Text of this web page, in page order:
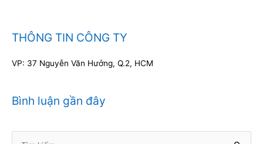
THÔNG TIN CÔNG TY
VP: 37 Nguyễn Văn Hưởng, Q.2, HCM
Bình luận gần đây